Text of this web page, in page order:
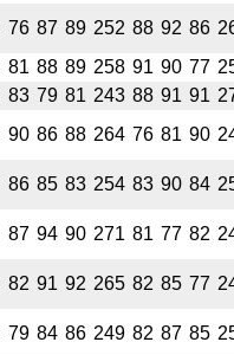
76 87 89 252 88 92 86
81 88 89 258 91 90 77
83 79 81 243 88 91 91
90 86 88 264 76 81 90
86 85 83 254 83 90 84
87 94 90 271 81 77 82
82 91 92 265 82 85 77
79 84 86 249 82 87 85